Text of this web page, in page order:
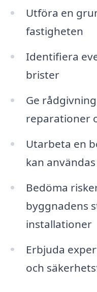
Utföra en
fastigheten
Identifiera
brister
Ge
reparationer
Utarbeta en
kan
Bedöma
byggnadens
installationer
Erbjuda
och